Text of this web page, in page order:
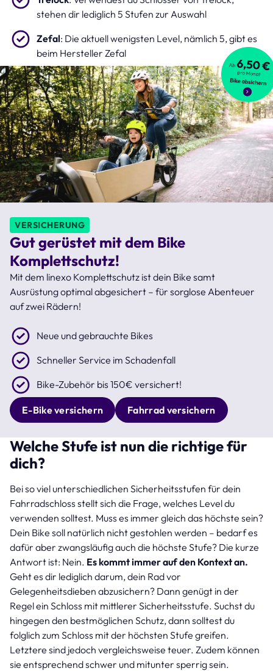
stehen dir lediglich 5 Stufen zur Auswahl
Zefal: Die aktuell wenigsten Level, nämlich 5, gibt es
beim Hersteller Zefal
VERSICHERUNG
Gut gerüstet mit dem Bike
Komplettschutz!
Mit dem linexo Komplettschutz ist dein Bike samt
Ausrüstung optimal abgesichert – für sorglose Abenteuer
auf zwei Rädern!
Neue und gebrauchte Bikes
Schneller Service im Schadenfall
Bike-Zubehör bis 150€ versichert!
E-Bike versichern Fahrrad versichern
Welche Stufe ist nun die richtige für
dich?
Bei so viel unterschiedlichen Sicherheitsstufen für dein
Fahrradschloss stellt sich die Frage, welches Level du
verwenden solltest. Muss es immer gleich das höchste sein?
Dein Bike soll natürlich nicht gestohlen werden – bedarf es
dafür aber zwangsläufig auch die höchste Stufe? Die kurze
Antwort ist: Nein. Es kommt immer auf den Kontext an.
Geht es dir lediglich darum, dein Rad vor
Gelegenheitsdieben abzusichern? Dann genügt in der
Regel ein Schloss mit mittlerer Sicherheitsstufe. Suchst du
hingegen den bestmöglichen Schutz, dann solltest du
folglich zum Schloss mit der höchsten Stufe greifen.
Letztere sind jedoch vergleichsweise teuer. Zudem können
sie entsprechend schwer und mitunter sperrig sein.